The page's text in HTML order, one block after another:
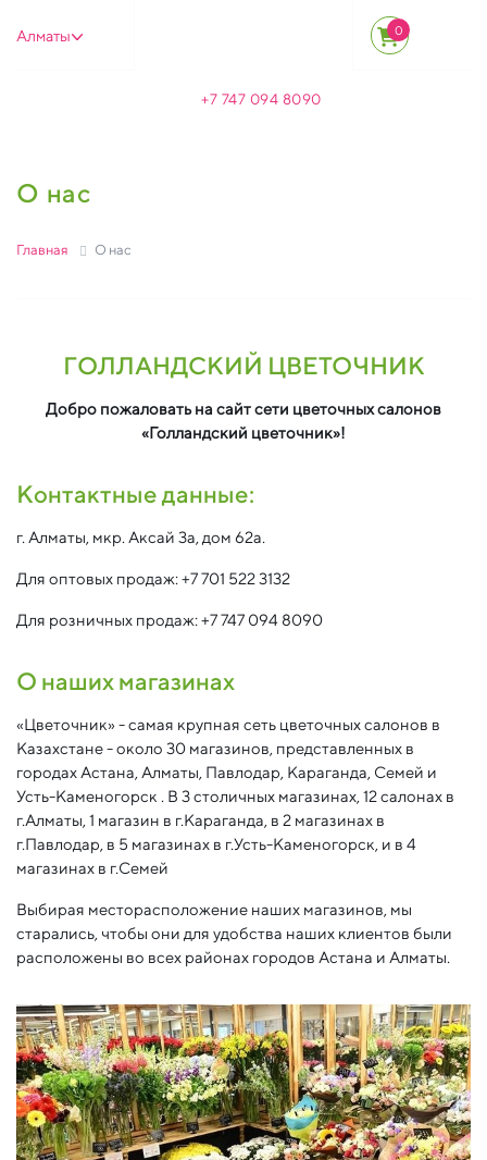
Алматы 0
+7 747 094 8090
О нас
Главная О нас
ГОЛЛАНДСКИЙ ЦВЕТОЧНИК
Добро пожаловать на сайт сети цветочных салонов
«Голландский цветочник»!
Контактные данные:
г. Алматы, мкр. Аксай 3а, дом 62а.
Для оптовых продаж: +7 701 522 3132
Для розничных продаж: +7 747 094 8090
О наших магазинах
«Цветочник» - самая крупная сеть цветочных салонов в
Казахстане - около 30 магазинов, представленных в
городах Астана, Алматы, Павлодар, Караганда, Семей и
Усть-Каменогорск . В 3 столичных магазинах, 12 салонах в
г.Алматы, 1 магазин в г.Караганда, в 2 магазинах в
г.Павлодар, в 5 магазинах в г.Усть-Каменогорск, и в 4
магазинах в г.Семей
Выбирая месторасположение наших магазинов, мы
старались, чтобы они для удобства наших клиентов были
расположены во всех районах городов Астана и Алматы.